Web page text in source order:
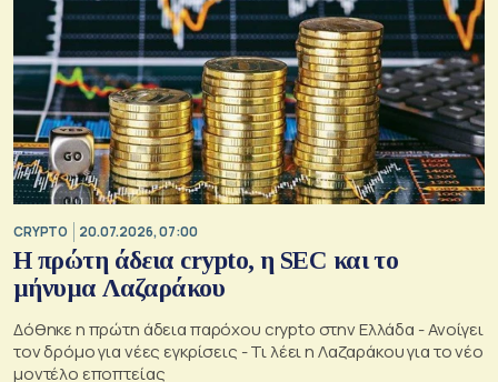
CRYPTO 20.07.2026, 07:00
Η πρώτη άδεια crypto, η SEC και το
μήνυμα Λαζαράκου
Δόθηκε η πρώτη άδεια παρόχου crypto στην Ελλάδα - Ανοίγει
τον δρόμο για νέες εγκρίσεις - Τι λέει η Λαζαράκου για το νέο
μοντέλο εποπτείας